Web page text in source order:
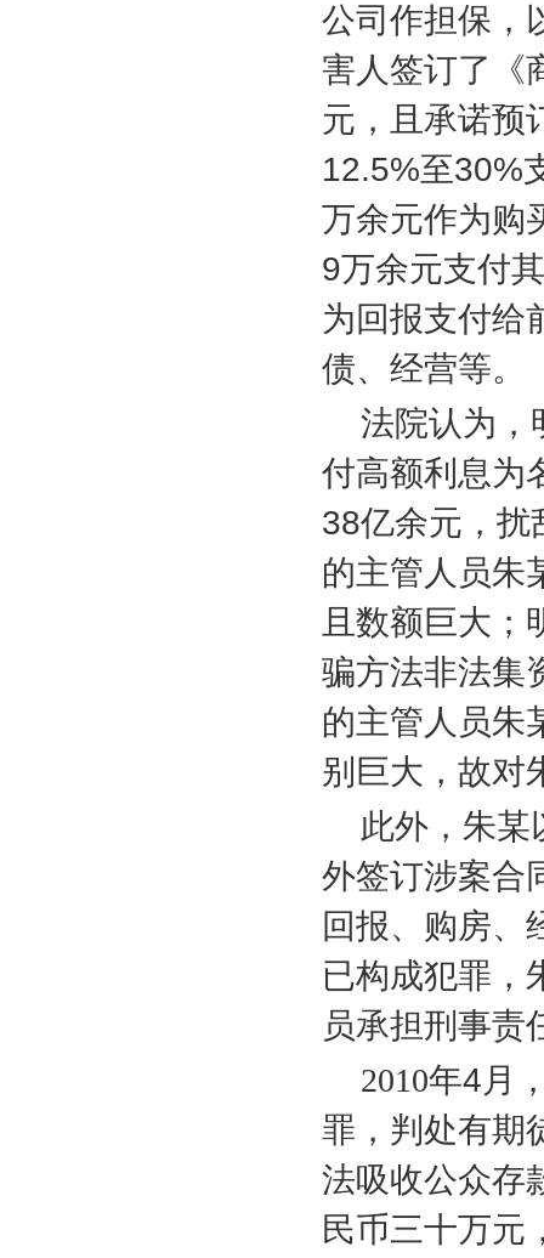
公司作担保，
害人签订了《
元，且承诺预
12.5%至30%
万余元作为购
9万余元支付
为回报支付给
债、经营等。
法院认为，
付高额利息为
38亿余元，扰
的主管人员朱
且数额巨大；
骗方法非法集
的主管人员朱
别巨大，故对
此外，朱某
外签订涉案合
回报、购房、
已构成犯罪，
员承担刑事责
2010年4月
罪，判处有期
法吸收公众存
民币三十万元